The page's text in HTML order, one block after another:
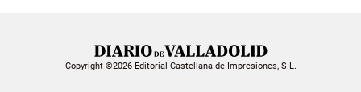
Copyright ©2026 Editorial Castellana de Impresiones, S.L.